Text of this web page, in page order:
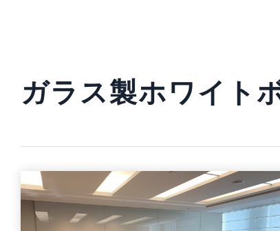
ガラス製ホワイト